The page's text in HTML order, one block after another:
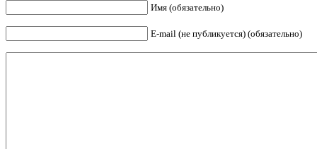
Имя (обязательно)
E-mail (не публикуется) (обязательно)